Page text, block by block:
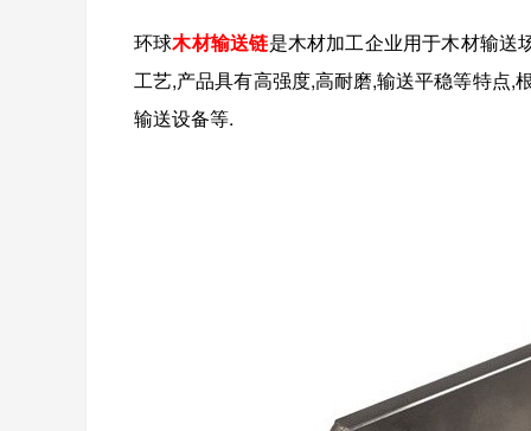
环球木材输送链是木材加工企业用于木材输送
工艺,产品具有高强度,高耐磨,输送平稳等特点,
输送设备等.